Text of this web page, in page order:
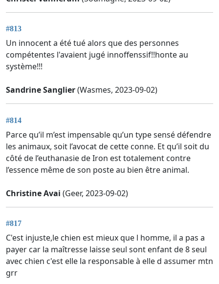
#813
Un innocent a été tué alors que des personnes
compétentes l'avaient jugé innoffenssif!!honte au
système!!!
Sandrine Sanglier(Wasmes, 2023-09-02)
#814
Parce qu’il m’est impensable qu’un type sensé défendre
les animaux, soit l’avocat de cette conne. Et qu’il soit du
côté de l’euthanasie de Iron est totalement contre
l’essence même de son poste au bien être animal.
Christine Avai (Geer, 2023-09-02)
#817
C'est injuste,le chien est mieux que l homme, il a pas a
payer car la maîtresse laisse seul sont enfant de 8 seul
avec chien c'est elle la responsable à elle d assumer mtn
grr